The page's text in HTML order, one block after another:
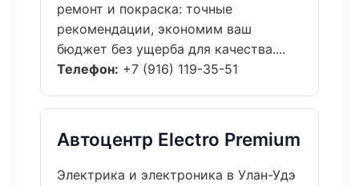
ремонт и покраска: точные
рекомендации, экономим ваш
бюджет без ущерба для качества....
Телефон: +7 (916) 119-35-51
Автоцентр Electro Premium
Электрика и электроника в Улан-Удэ